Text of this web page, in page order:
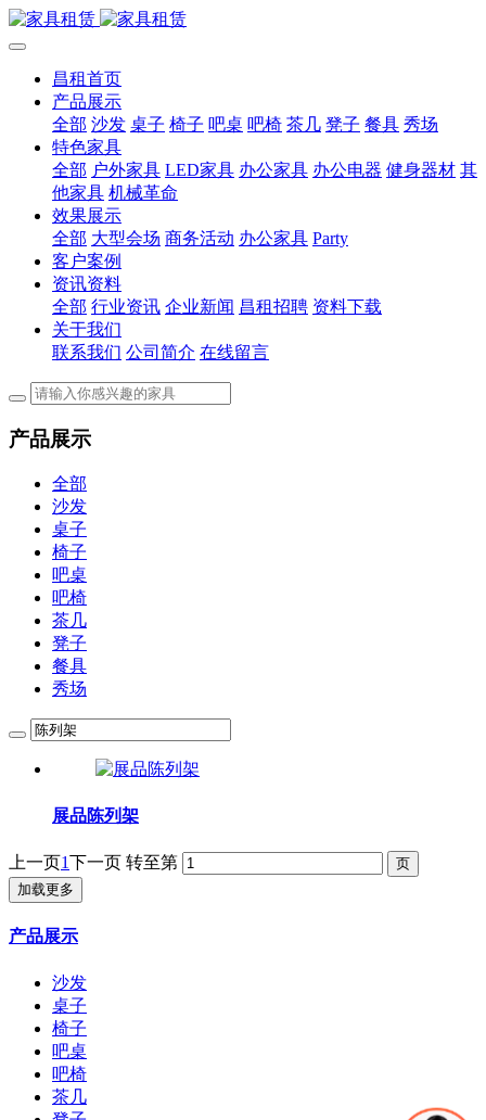
昌租首页
产品展示
全部 沙发 桌子 椅子 吧桌 吧椅 茶几 凳子 餐具 秀场
特色家具
全部 户外家具 LED家具 办公家具 办公电器 健身器材 其
他家具 机械革命
效果展示
全部 大型会场 商务活动 办公家具 Party
客户案例
资讯资料
全部 行业资讯 企业新闻 昌租招聘 资料下载
关于我们
联系我们 公司简介 在线留言
产品展示
全部
沙发
桌子
椅子
吧桌
吧椅
茶几
凳子
餐具
秀场
展品陈列架
上一页1下一页 转至第
加载更多
产品展示
沙发
桌子
椅子
吧桌
吧椅
茶几